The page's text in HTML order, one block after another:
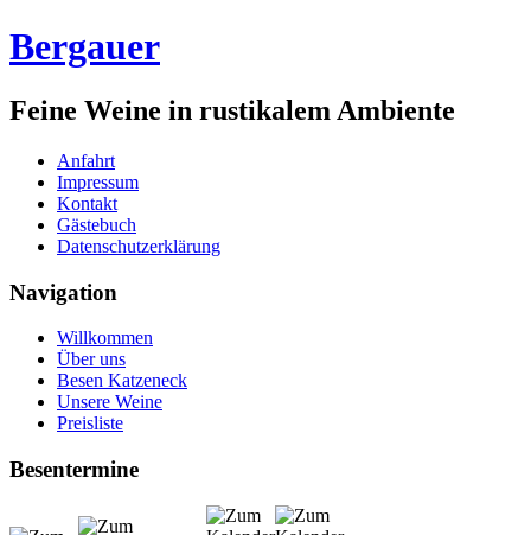
Bergauer
Feine Weine in rustikalem Ambiente
Anfahrt
Impressum
Kontakt
Gästebuch
Datenschutzerklärung
Navigation
Willkommen
Über uns
Besen Katzeneck
Unsere Weine
Preisliste
Besentermine